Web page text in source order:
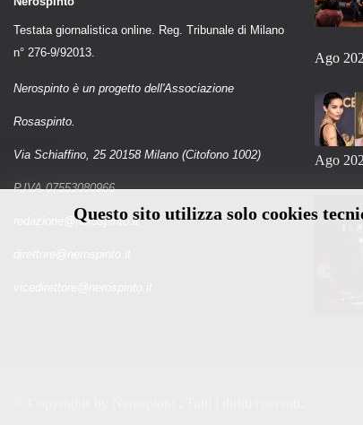
Questo sito utilizza solo cookies
Testata giornalistica online. Reg. Tribunale di Milano
n° 276-9/92013.
Nerospinto è un progetto dell'Associazione
Rosaspinto.
Via Schiaffino, 25 20158 Milano (Citofono 1002)
P.IVA 07553080966
redazione@nerospinto.it
Ago
Ago